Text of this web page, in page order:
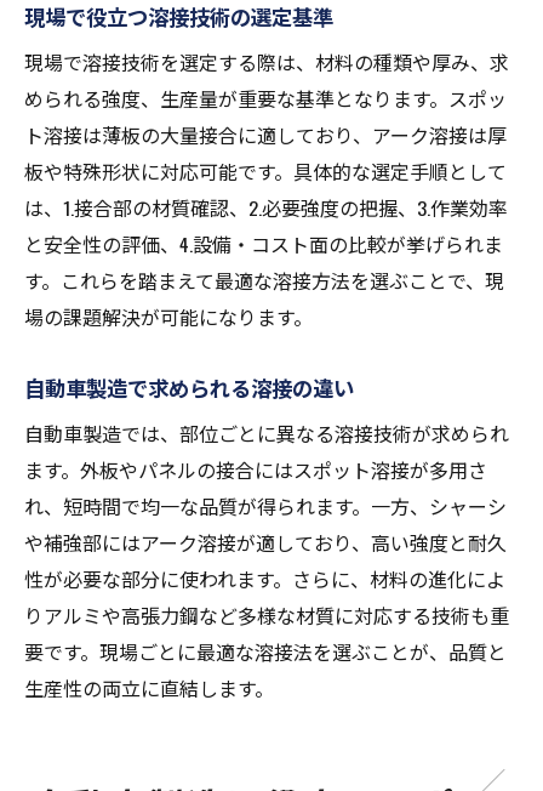
現場で役立つ溶接技術の選定基準
現場で溶接技術を選定する際は、材料の種類や厚み、求
められる強度、生産量が重要な基準となります。スポッ
ト溶接は薄板の大量接合に適しており、アーク溶接は厚
板や特殊形状に対応可能です。具体的な選定手順として
は、1.接合部の材質確認、2.必要強度の把握、3.作業効率
と安全性の評価、4.設備・コスト面の比較が挙げられま
す。これらを踏まえて最適な溶接方法を選ぶことで、現
場の課題解決が可能になります。
自動車製造で求められる溶接の違い
自動車製造では、部位ごとに異なる溶接技術が求められ
ます。外板やパネルの接合にはスポット溶接が多用さ
れ、短時間で均一な品質が得られます。一方、シャーシ
や補強部にはアーク溶接が適しており、高い強度と耐久
性が必要な部分に使われます。さらに、材料の進化によ
りアルミや高張力鋼など多様な材質に対応する技術も重
要です。現場ごとに最適な溶接法を選ぶことが、品質と
生産性の両立に直結します。